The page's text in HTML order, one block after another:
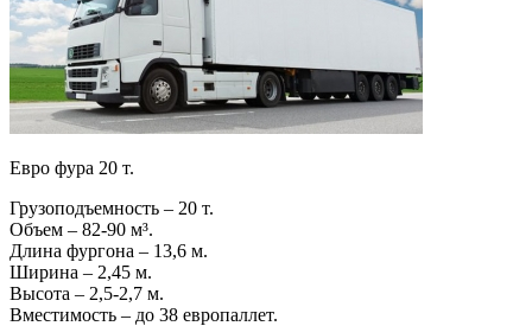
Евро фура 20 т.
Грузоподъемность – 20 т.
Объем – 82-90 м³.
Длина фургона – 13,6 м.
Ширина – 2,45 м.
Высота – 2,5-2,7 м.
Вместимость – до 38 европаллет.